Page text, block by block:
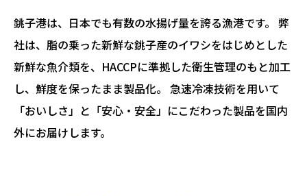
銚子港は、日本でも有数の水揚げ量を誇る漁港です。 弊
社は、脂の乗った新鮮な銚子産のイワシをはじめとした
新鮮な魚介類を、HACCPに準拠した衛生管理のもと加工
し、鮮度を保ったまま製品化。 急速冷凍技術を用いて
「おいしさ」と「安心・安全」にこだわった製品を国内
外にお届けします。